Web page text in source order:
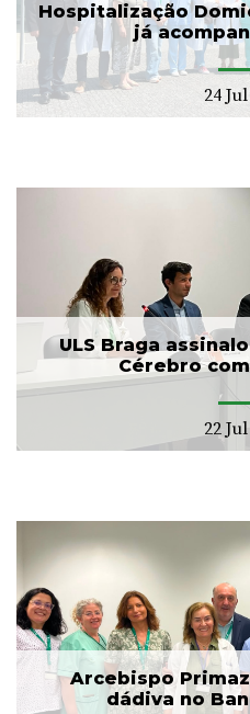
Hospitalização
já
24
ULS Braga
Cérebro
22
Arcebispo
dádiva no